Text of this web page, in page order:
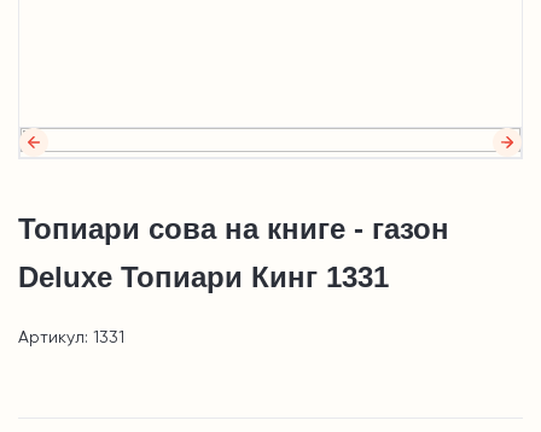
Топиари сова на книге - газон
Deluxe Топиари Кинг 1331
Артикул: 1331